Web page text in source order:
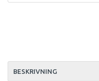
BESKRIVNING